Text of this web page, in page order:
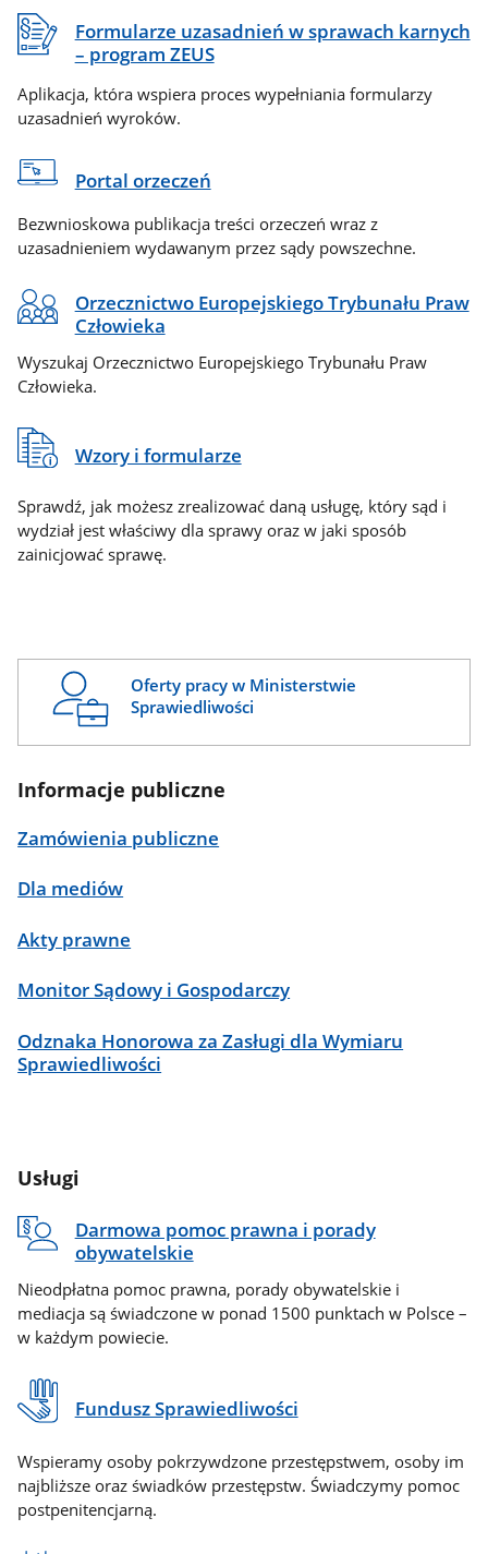
Formularze uzasadnień w sprawach karnych
– program ZEUS
Aplikacja, która wspiera proces wypełniania formularzy
uzasadnień wyroków.
Portal orzeczeń
Bezwnioskowa publikacja treści orzeczeń wraz z
uzasadnieniem wydawanym przez sądy powszechne.
Orzecznictwo Europejskiego Trybunału Praw
Człowieka
Wyszukaj Orzecznictwo Europejskiego Trybunału Praw
Człowieka.
Wzory i formularze
Sprawdź, jak możesz zrealizować daną usługę, który sąd i
wydział jest właściwy dla sprawy oraz w jaki sposób
zainicjować sprawę.
Oferty pracy w Ministerstwie
Sprawiedliwości
Informacje publiczne
Zamówienia publiczne
Dla mediów
Akty prawne
Monitor Sądowy i Gospodarczy
Odznaka Honorowa za Zasługi dla Wymiaru
Sprawiedliwości
Usługi
Darmowa pomoc prawna i porady
obywatelskie
Nieodpłatna pomoc prawna, porady obywatelskie i
mediacja są świadczone w ponad 1500 punktach w Polsce –
w każdym powiecie.
Fundusz Sprawiedliwości
Wspieramy osoby pokrzywdzone przestępstwem, osoby im
najbliższe oraz świadków przestępstw. Świadczymy pomoc
postpenitencjarną.